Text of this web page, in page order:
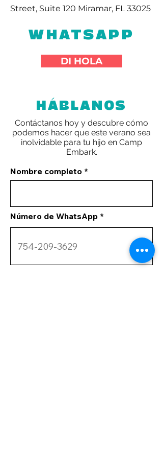
Street, Suite 120 Miramar, FL 33025
WHATSAPP
DI HOLA
HÁBLANOS
Contáctanos hoy y descubre cómo
podemos hacer que este verano sea
inolvidable para tu hijo en Camp
Embark.
Nombre completo
Número de WhatsApp